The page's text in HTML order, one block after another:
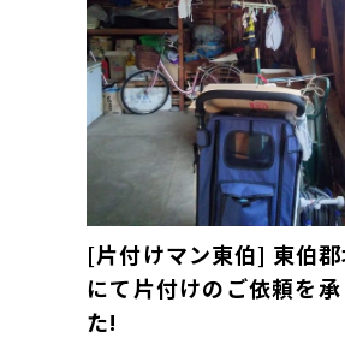
[片付けマン東伯] 東伯
にて片付けのご依頼を
た!